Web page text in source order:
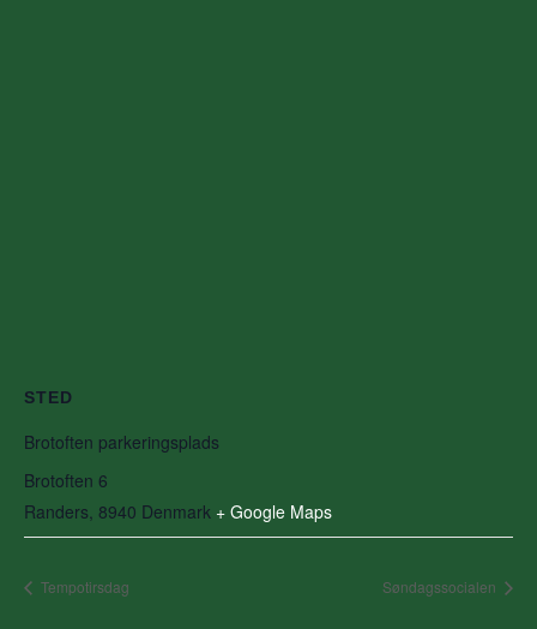
STED
Brotoften parkeringsplads
Brotoften 6
Randers, 8940 Denmark + Google Maps
Tempotirsdag Søndagssocialen